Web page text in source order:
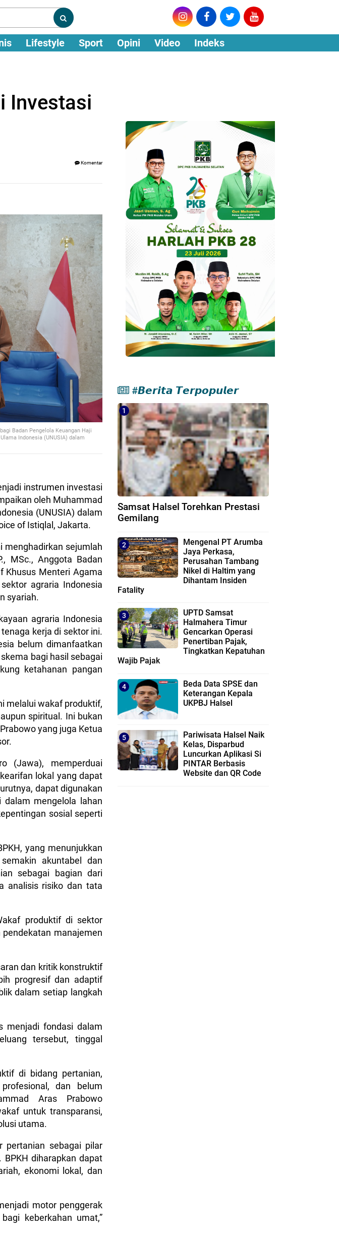
Lifestyle Sport Opini Video Indeks
Investasi
Komentar
Badan Pengelola Keuangan Haji
Indonesia (UNUSIA) dalam
instrumen investasi
oleh Muhammad
(UNUSIA) dalam
of Istiqlal, Jakarta.
menghadirkan sejumlah
MSc., Anggota Badan
Khusus Menteri Agama
agraria Indonesia
syariah.
agraria Indonesia
kerja di sektor ini.
belum dimanfaatkan
bagi hasil sebagai
ketahanan pangan
melalui wakaf produktif,
spiritual. Ini bukan
yang juga Ketua
(Jawa), memperduai
lokal yang dapat
dapat digunakan
mengelola lahan
sosial seperti
yang menunjukkan
akuntabel dan
sebagai bagian dari
analisis risiko dan tata
produktif di sektor
manajemen
dan kritik konstruktif
progresif dan adaptif
dalam setiap langkah
menjadi fondasi dalam
tersebut, tinggal
di bidang pertanian,
dan belum
Aras Prabowo
untuk transparansi,
utama.
pertanian sebagai pilar
diharapkan dapat
ekonomi lokal, dan
motor penggerak
keberkahan umat,”
#𝘽𝙚𝙧𝙞𝙩𝙖 𝙏𝙚𝙧𝙥𝙤𝙥𝙪𝙡𝙚𝙧
Samsat Halsel Torehkan Prestasi
Gemilang
Mengenal PT Arumba
Jaya Perkasa,
Perusahan Tambang
Nikel di Haltim yang
Dihantam Insiden
Fatality
UPTD Samsat
Halmahera Timur
Gencarkan Operasi
Penertiban Pajak,
Tingkatkan Kepatuhan
Wajib Pajak
Beda Data SPSE dan
Keterangan Kepala
UKPBJ Halsel
Pariwisata Halsel Naik
Kelas, Disparbud
Luncurkan Aplikasi Si
PINTAR Berbasis
Website dan QR Code